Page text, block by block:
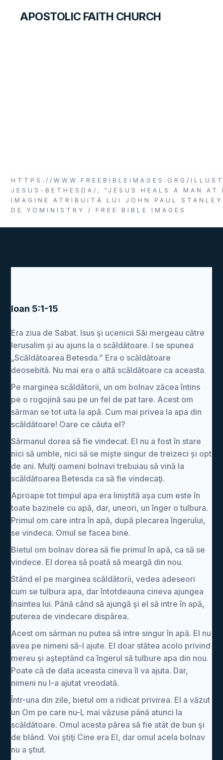
APOSTOLIC FAITH CHURCH
HTTPS://WWW.FREEBIBLEIMAGES.ORG/
JESUS-BETHESDA/; "JESUS HEALS A MAN AT
IMAGINE ATRIBUITĂ LUI JOHN PAUL
DE YOMINISTRY / FREE BIBLE IMAGES
Ioan 5:1-15
Era ziua de Sabat. Isus şi ucenicii Săi mergeau către
Ierusalim și au ajuns la o scăldătoare. I se spunea
„Scăldătoarea Betesda.” Era o scăldătoare
deosebită. Nu mai era o altă scăldătoare ca aceasta.
Pe marginea scăldătorii, un om bolnav zăcea întins
pe o rogojină sau pe un fel de pat tare. Acest om
sărman se tot uita la apă. Cum mai privea la apa din
scăldătoare! Oare ce căuta el?
Sărmanul dorea să fie vindecat. El nu a fost în stare
nici să umble, nici să se miște singur de treizeci și opt
de ani. Mulţi oameni bolnavi trebuiau să vină la
scăldătoarea Betesda ca să fie vindecaţi.
Aproape tot timpul apa era liniștită așa cum este în
toate bazinele cu apă, dar, uneori, un înger o tulbura.
Primul om care intra în apă, după plecarea îngerului,
se vindeca. Omul se facea bine.
Bietul om bolnav dorea să fie primul în apă, ca să se
vindece. El dorea să poată să meargă din nou.
Stând el pe marginea scăldătorii, vedea adeseori
cum se tulbura apa, dar întotdeauna cineva ajungea
înaintea lui. Până când să ajungă şi el să intre în apă,
puterea de vindecare dispărea.
Acest om sărman nu putea să intre singur în apă. El nu
avea pe nimeni să-l ajute. El doar stătea acolo privind
mereu şi aşteptând ca îngerul să tulbure apa din nou.
Poate că de data aceasta cineva îl va ajuta. Dar,
nimeni nu l-a ajutat vreodată.
Într-una din zile, bietul om a ridicat privirea. El a văzut
un Om pe care nu-L mai văzuse până atunci la
scăldătoare. Omul acesta părea să fie atât de bun şi
de blând. Voi ştiţi Cine era El, dar omul acela bolnav
nu a ştiut.